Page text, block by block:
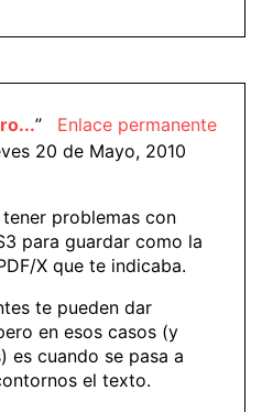
Enlace permanente
”
20 de Mayo, 2010
problemas con
para guardar como la
X que te indicaba.
te pueden dar
en esos casos (y
es cuando se pasa a
el texto.